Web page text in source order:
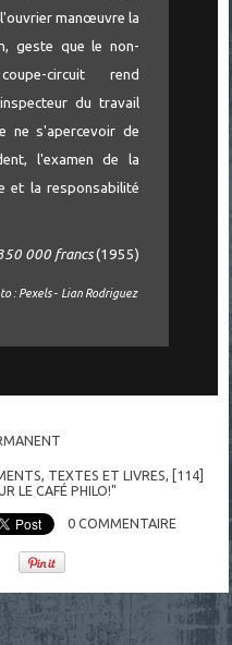
manœuvre la
geste que le non-
circuit rend
du travail
ne s'apercevoir de
l'examen de la
et la responsabilité
000 francs(1955)
: Pexels - Lian Rodriguez
, TEXTES ET LIVRES,
[114]
LE CAFÉ PHILO!"
0 COMMENTAIRE